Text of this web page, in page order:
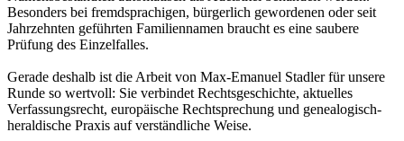
Besonders bei fremdsprachigen, bürgerlich gewordenen oder seit
Jahrzehnten geführten Familiennamen braucht es eine saubere
Prüfung des Einzelfalles.
Gerade deshalb ist die Arbeit von Max-Emanuel Stadler für unsere
Runde so wertvoll: Sie verbindet Rechtsgeschichte, aktuelles
Verfassungsrecht, europäische Rechtsprechung und genealogisch-
heraldische Praxis auf verständliche Weise.